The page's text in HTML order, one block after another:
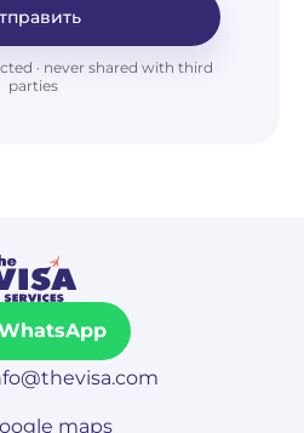
· never shared with third
parties
maps